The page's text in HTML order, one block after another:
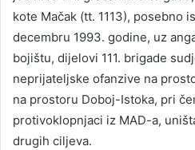
kote Mačak (tt. 1113), posebno
decembru 1993. godine, uz
bojištu, dijelovi 111. brigade
neprijateljske ofanzive na
na prostoru Doboj-Istoka, pri
protivoklopnjaci iz MAD-a,
drugih ciljeva.